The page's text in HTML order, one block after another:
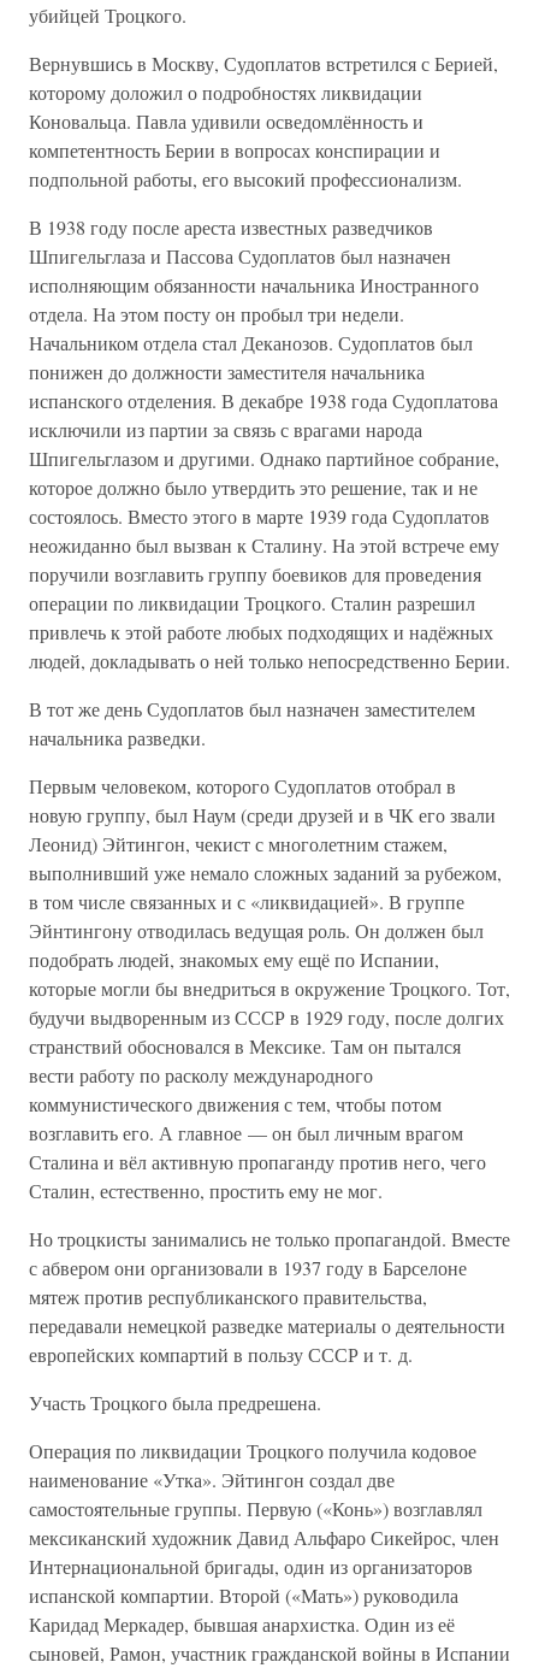
убийцей Троцкого.
Вернувшись в Москву, Судоплатов встретился с Берией,
которому доложил о подробностях ликвидации
Коновальца. Павла удивили осведомлённость и
компетентность Берии в вопросах конспирации и
подпольной работы, его высокий профессионализм.
В 1938 году после ареста известных разведчиков
Шпигельглаза и Пассова Судоплатов был назначен
исполняющим обязанности начальника Иностранного
отдела. На этом посту он пробыл три недели.
Начальником отдела стал Деканозов. Судоплатов был
понижен до должности заместителя начальника
испанского отделения. В декабре 1938 года Судоплатова
исключили из партии за связь с врагами народа
Шпигельглазом и другими. Однако партийное собрание,
которое должно было утвердить это решение, так и не
состоялось. Вместо этого в марте 1939 года Судоплатов
неожиданно был вызван к Сталину. На этой встрече ему
поручили возглавить группу боевиков для проведения
операции по ликвидации Троцкого. Сталин разрешил
привлечь к этой работе любых подходящих и надёжных
людей, докладывать о ней только непосредственно Берии.
В тот же день Судоплатов был назначен заместителем
начальника разведки.
Первым человеком, которого Судоплатов отобрал в
новую группу, был Наум (среди друзей и в ЧК его звали
Леонид) Эйтингон, чекист с многолетним стажем,
выполнивший уже немало сложных заданий за рубежом,
в том числе связанных и с «ликвидацией». В группе
Эйнтингону отводилась ведущая роль. Он должен был
подобрать людей, знакомых ему ещё по Испании,
которые могли бы внедриться в окружение Троцкого. Тот,
будучи выдворенным из СССР в 1929 году, после долгих
странствий обосновался в Мексике. Там он пытался
вести работу по расколу международного
коммунистического движения с тем, чтобы потом
возглавить его. А главное — он был личным врагом
Сталина и вёл активную пропаганду против него, чего
Сталин, естественно, простить ему не мог.
Но троцкисты занимались не только пропагандой. Вместе
с абвером они организовали в 1937 году в Барселоне
мятеж против республиканского правительства,
передавали немецкой разведке материалы о деятельности
европейских компартий в пользу СССР и т. д.
Участь Троцкого была предрешена.
Операция по ликвидации Троцкого получила кодовое
наименование «Утка». Эйтингон создал две
самостоятельные группы. Первую («Конь») возглавлял
мексиканский художник Давид Альфаро Сикейрос, член
Интернациональной бригады, один из организаторов
испанской компартии. Второй («Мать») руководила
Каридад Меркадер, бывшая анархистка. Один из её
сыновей, Рамон, участник гражданской войны в Испании